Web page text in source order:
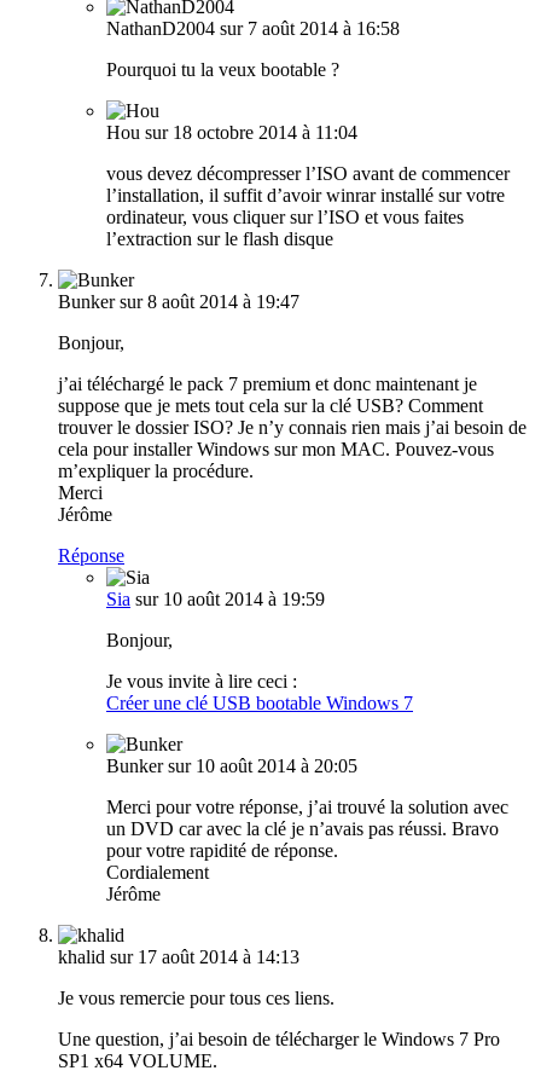
NathanD2004 sur 7 août 2014 à 16:58
Pourquoi tu la veux bootable ?
Hou sur 18 octobre 2014 à 11:04
vous devez décompresser l’ISO avant de commencer
l’installation, il suffit d’avoir winrar installé sur votre
ordinateur, vous cliquer sur l’ISO et vous faites
l’extraction sur le flash disque
Bunker sur 8 août 2014 à 19:47
Bonjour,
j’ai téléchargé le pack 7 premium et donc maintenant je
suppose que je mets tout cela sur la clé USB? Comment
trouver le dossier ISO? Je n’y connais rien mais j’ai besoin de
cela pour installer Windows sur mon MAC. Pouvez-vous
m’expliquer la procédure.
Merci
Jérôme
Réponse
Sia sur 10 août 2014 à 19:59
Bonjour,
Je vous invite à lire ceci :
Créer une clé USB bootable Windows 7
Bunker sur 10 août 2014 à 20:05
Merci pour votre réponse, j’ai trouvé la solution avec
un DVD car avec la clé je n’avais pas réussi. Bravo
pour votre rapidité de réponse.
Cordialement
Jérôme
khalid sur 17 août 2014 à 14:13
Je vous remercie pour tous ces liens.
Une question, j’ai besoin de télécharger le Windows 7 Pro
SP1 x64 VOLUME.